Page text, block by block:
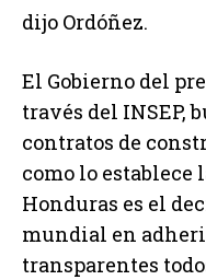
dijo Ordóñez.
El Gobierno del
través del INSEP,
contratos de
como lo establece
Honduras es el
mundial en
transparentes